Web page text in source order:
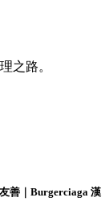
之路。
善｜Burgerciaga 漢